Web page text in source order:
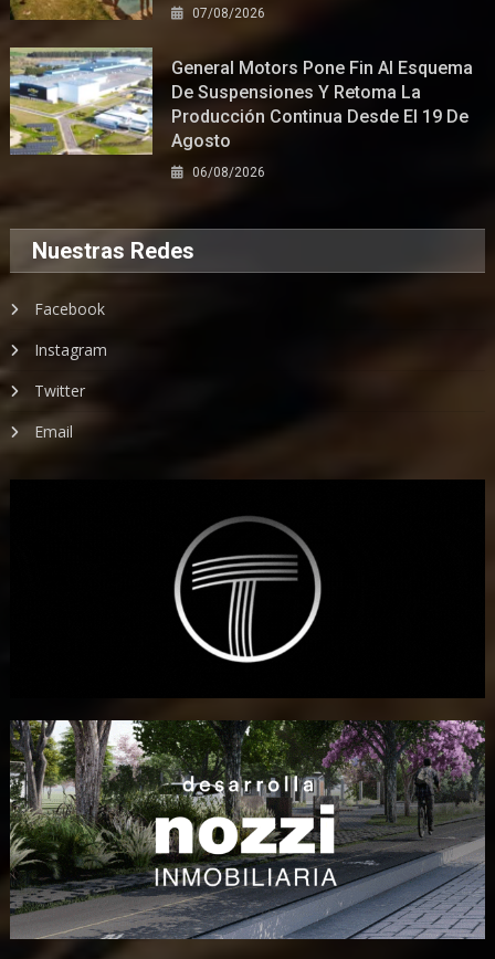
07/08/2026
General Motors Pone Fin Al Esquema
De Suspensiones Y Retoma La
Producción Continua Desde El 19 De
Agosto
06/08/2026
Nuestras Redes
Facebook
Instagram
Twitter
Email